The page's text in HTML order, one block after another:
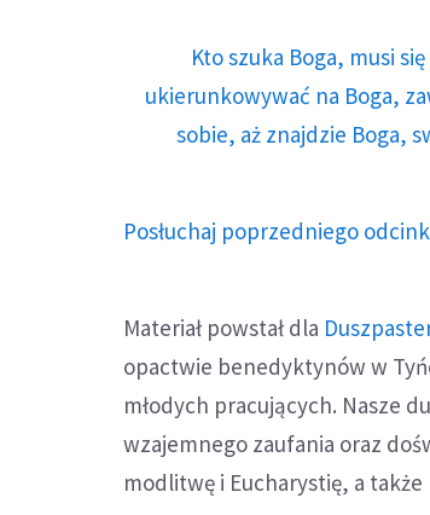
Kto szuka Boga, musi
ukierunkowywać na Boga,
sobie, aż znajdzie Boga,
Posłuchaj poprzedniego
Materiał powstał dla
opactwie benedyktynów w
młodych pracujących. Nasze
wzajemnego zaufania oraz
modlitwę i Eucharystię, a